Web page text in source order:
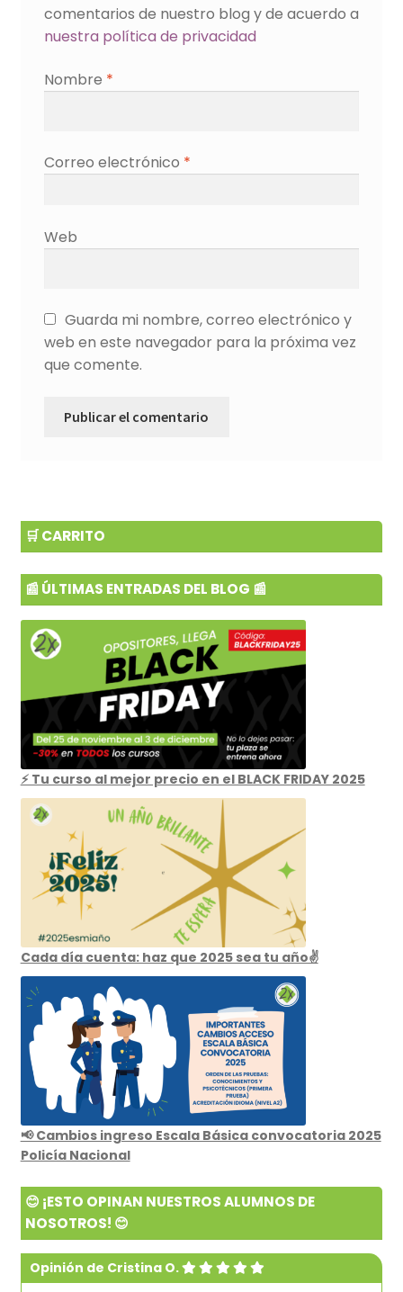
comentarios de nuestro blog y de acuerdo a
nuestra política de privacidad
Nombre *
Correo electrónico *
Web
Guarda mi nombre, correo electrónico y
web en este navegador para la próxima vez
que comente.
🛒 CARRITO
📰 ÚLTIMAS ENTRADAS DEL BLOG 📰
⚡ Tu curso al mejor precio en el BLACK FRIDAY 2025
Cada día cuenta: haz que 2025 sea tu año✌️
📢 Cambios ingreso Escala Básica convocatoria 2025
Policía Nacional
😊 ¡ESTO OPINAN NUESTROS ALUMNOS DE
NOSOTROS! 😊
Opinión de Cristina O.